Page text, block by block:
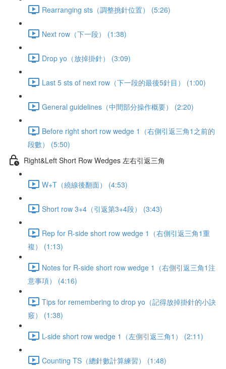
Rearranging sts（調整挑針位置） (5:26)
Next row（下一段） (1:38)
Drop yo（放掉掛針） (3:09)
Last 5 sts of next row（下一段的最後5針目） (1:00)
General guidelines（中間部分操作概要） (2:20)
Before right short row wedge 1（右側引返三角1之前的
段數） (5:50)
Right&Left Short Row Wedges 左右引返三角
W+T（繞線後翻面） (4:53)
Short row 3+4（引返第3+4段） (3:43)
Rep for R-side short row wedge 1（右側引返三角1重
複） (1:13)
Notes for R-side short row wedge 1（右側引返三角1注
意事項） (4:16)
Tips for remembering to drop yo（記得放掉掛針的小訣
竅） (1:38)
L-side short row wedge 1（左側引返三角1） (2:11)
Counting TS（總針數計算練習） (1:48)